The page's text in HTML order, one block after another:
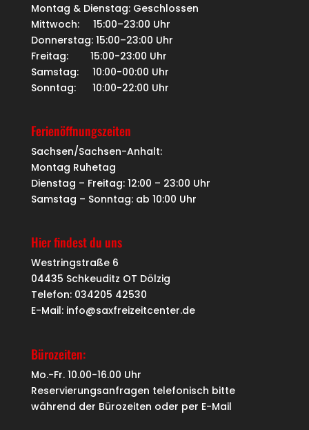
Montag & Dienstag: Geschlossen
Mittwoch: 15:00–23:00 Uhr
Donnerstag: 15:00–23:00 Uhr
Freitag: 15:00-23:00 Uhr
Samstag: 10:00-00:00 Uhr
Sonntag: 10:00-22:00 Uhr
Ferienöffnungszeiten
Sachsen/Sachsen-Anhalt:
Montag Ruhetag
Dienstag – Freitag: 12:00 – 23:00 Uhr
Samstag – Sonntag: ab 10:00 Uhr
Hier findest du uns
Westringstraße 6
04435 Schkeuditz OT Dölzig
Telefon: 034205 42530
E-Mail: info@saxfreizeitcenter.de
Bürozeiten:
Mo.-Fr. 10.00-16.00 Uhr
Reservierungsanfragen telefonisch bitte
während der Bürozeiten oder per E-Mail